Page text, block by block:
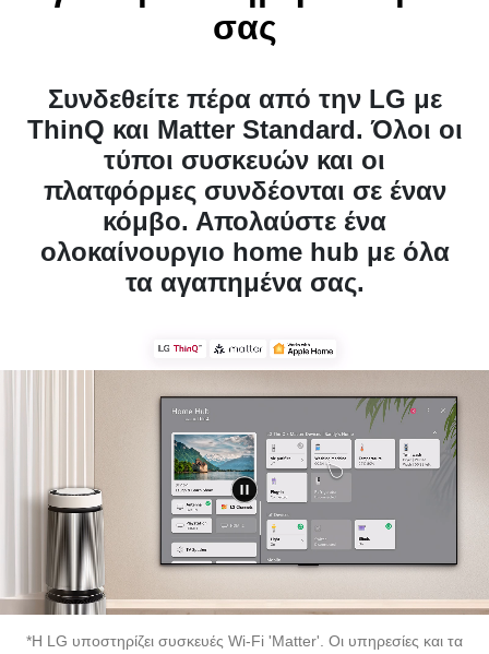
ThinQ και Matter Standard. Όλοι οι
τύποι συσκευών και οι
πλατφόρμες συνδέονται σε έναν
κόμβο. Απολαύστε ένα
ολοκαίνουργιο home hub με όλα
τα αγαπημένα σας.
*Η LG υποστηρίζει συσκευές Wi-Fi 'Matter'. Οι υπηρεσίες και τα
διαφέρουν ανάλογα με τις συνδεδεμένες συσκευές. Η αρχική